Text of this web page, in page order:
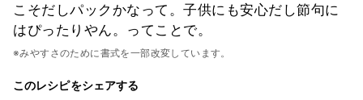
こそだしパックかなって。子供にも安心だし節句に
はぴったりやん。ってことで。
※みやすさのために書式を一部改変しています。
このレシピをシェアする